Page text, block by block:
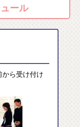
ール
ら受け付け